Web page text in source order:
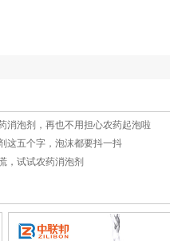
消泡剂，再也不用担心农药起泡啦
这五个字，泡沫都要抖一抖
，试试农药消泡剂